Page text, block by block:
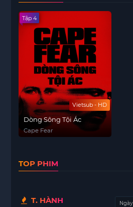
Vietsub - HD
Tập 4
Dòng Sông Tội Ác
Cape Fear
TOP PHIM
T. HÀNH Ngày